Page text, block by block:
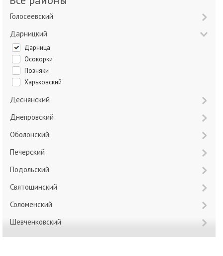
Голосеевский
Дарницкий
Дарница
Осокорки
Позняки
Харьковский
Деснянский
Днепровский
Оболонский
Печерский
Подольский
Святошинский
Соломенский
Шевченковский